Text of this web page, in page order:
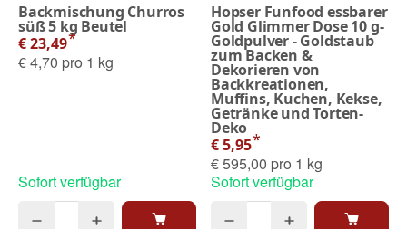
Backmischung Churros
süß 5 kg Beutel
€ 23,49*
€ 4,70 pro 1 kg
Sofort verfügbar
Hopser Funfood essbarer
Gold Glimmer Dose 10 g-
Goldpulver - Goldstaub
zum Backen &
Dekorieren von
Backkreationen,
Muffins, Kuchen, Kekse,
Getränke und Torten-
Deko
€ 5,95*
€ 595,00 pro 1 kg
Sofort verfügbar